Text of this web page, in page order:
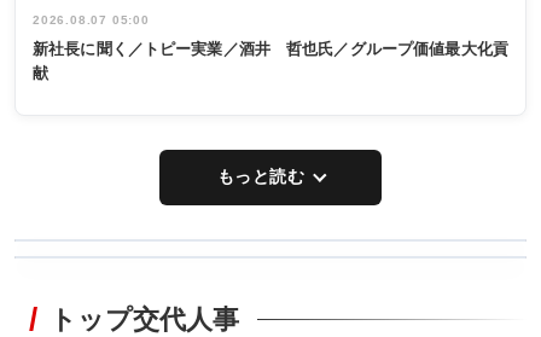
2026.08.07 05:00
新社長に聞く／トピー実業／酒井 哲也氏／グループ価値最大化貢
献
もっと読む
非鉄業界で
タックトレー
トップ交代人事